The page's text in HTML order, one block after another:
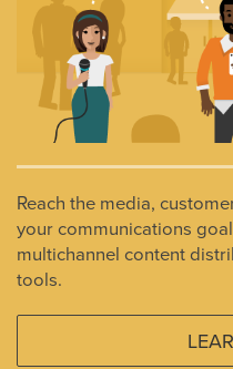
Reach the media,
your communications
multichannel content
tools.